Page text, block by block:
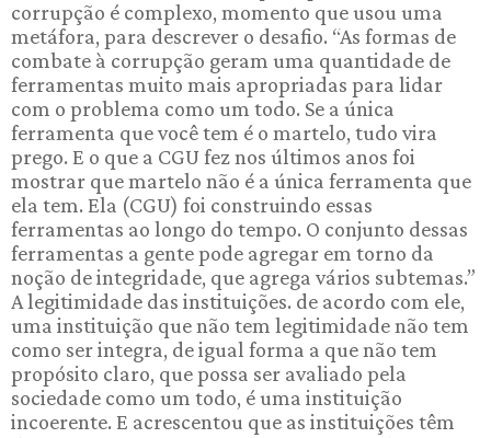
corrupção é complexo, momento que usou uma
metáfora, para descrever o desafio. “As formas de
combate à corrupção geram uma quantidade de
ferramentas muito mais apropriadas para lidar
com o problema como um todo. Se a única
ferramenta que você tem é o martelo, tudo vira
prego. E o que a CGU fez nos últimos anos foi
mostrar que martelo não é a única ferramenta que
ela tem. Ela (CGU) foi construindo essas
ferramentas ao longo do tempo. O conjunto dessas
ferramentas a gente pode agregar em torno da
noção de integridade, que agrega vários subtemas.”
A legitimidade das instituições. de acordo com ele,
uma instituição que não tem legitimidade não tem
como ser integra, de igual forma a que não tem
propósito claro, que possa ser avaliado pela
sociedade como um todo, é uma instituição
incoerente. E acrescentou que as instituições têm